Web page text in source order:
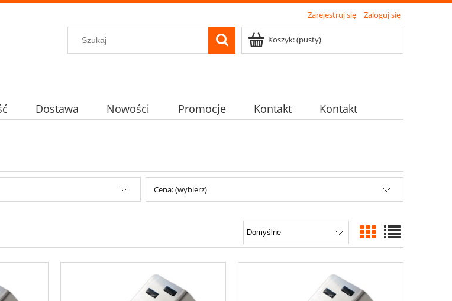
Zarejestruj się Zaloguj się
Koszyk:(pusty)
Dostawa Nowości Promocje Kontakt Kontakt
Cena: (wybierz)